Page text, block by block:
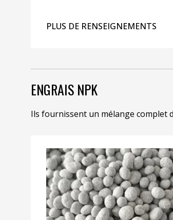
PLUS DE RENSEIGNEMENTS
ENGRAIS NPK
Ils fournissent un mélange complet